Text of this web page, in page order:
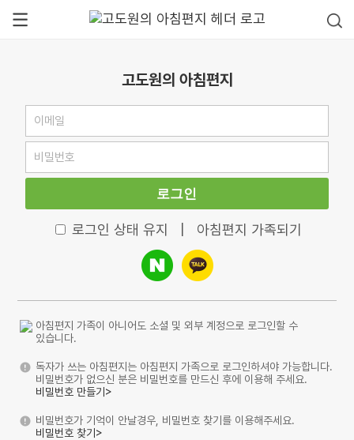
고도원의 아침편지
로그인
로그인 상태 유지 아침편지 가족되기
아침편지 가족이 아니어도 소셜 및 외부 계정으로 로그인할 수
있습니다.
독자가 쓰는 아침편지는 아침편지 가족으로 로그인하셔야 가능합니다.
비밀번호가 없으신 분은 비밀번호를 만드신 후에 이용해 주세요.
비밀번호 만들기>
비밀번호가 기억이 안날경우, 비밀번호 찾기를 이용해주세요.
비밀번호 찾기>